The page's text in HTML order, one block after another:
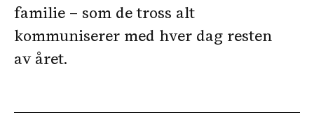
familie – som de tross alt
kommuniserer med hver dag resten
av året.